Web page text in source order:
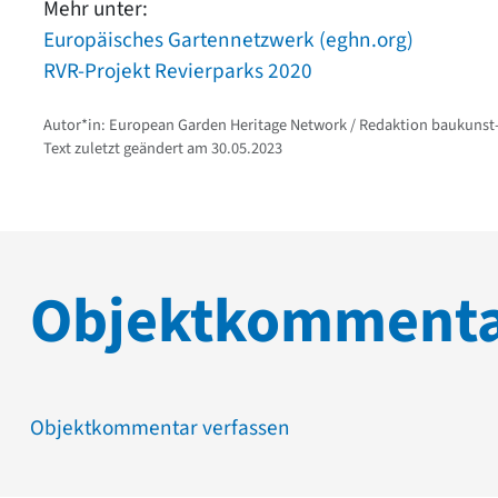
Mehr unter:
Europäisches Gartennetzwerk (eghn.org)
RVR-Projekt Revierparks 2020
Autor*in: European Garden Heritage Network / Redaktion
Text zuletzt geändert am 30.05.2023
Objektkommentar verfassen